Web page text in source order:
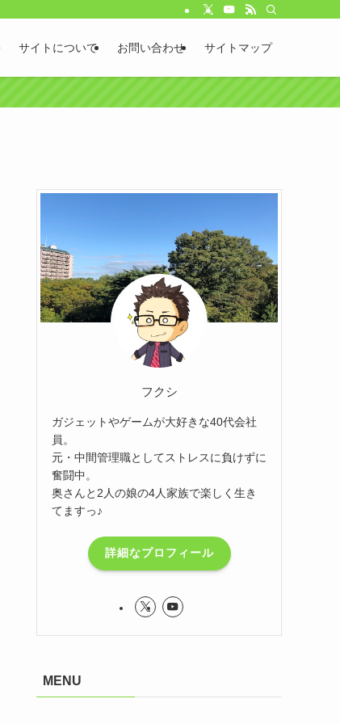
サイトについて お問い合わせ サイトマップ
フクシ
ガジェットやゲームが大好きな40代会社
員。
元・中間管理職としてストレスに負けずに
奮闘中。
奥さんと2人の娘の4人家族で楽しく生き
てますっ♪
詳細なプロフィール
MENU